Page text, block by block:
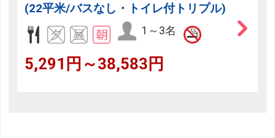
(22平米/バスなし・トイレ付トリプル)
1～3名
5,291円～38,583円